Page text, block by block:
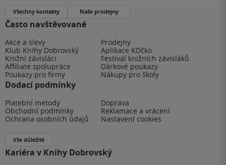
Často navštěvované
Akce a slevy
Prodejny
Klub Knihy Dobrovský
Aplikace KDčko
Knižní závisláci
Festival knižních závisláků
Affiliate spolupráce
Dárkové poukazy
Poukazy pro firmy
Nákupy pro školy
Dodací podmínky
Platební metody
Doprava
Obchodní podmínky
Reklamace a vrácení
Ochrana osobních údajů
Nastavení cookies
Vše důležité
Kariéra v Knihy Dobrovský
Všechny kontakty Naše prodejny